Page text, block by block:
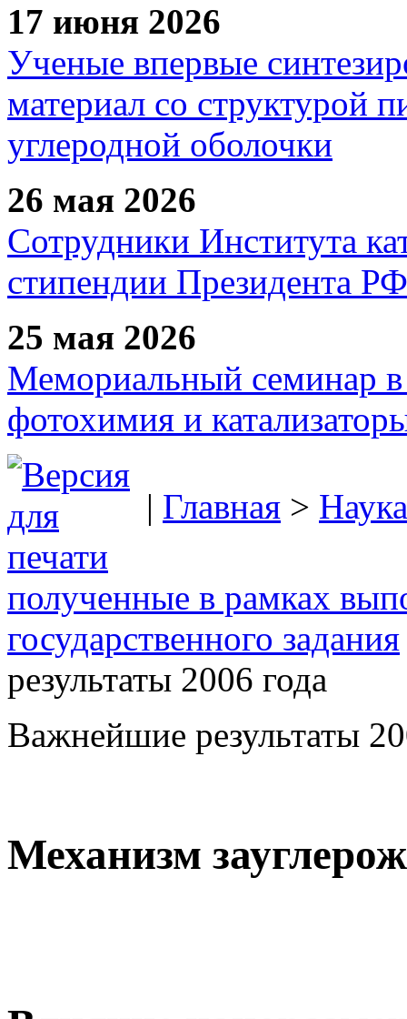
17 июня 2026
Ученые впервые
материал со структурой
углеродной оболочки
26 мая 2026
Сотрудники Института
стипендии Президента РФ
25 мая 2026
Мемориальный семинар в
фотохимия и
| Главная > Наука
полученные в рамках
государственного задания
результаты 2006 года
Важнейшие результаты
Механизм